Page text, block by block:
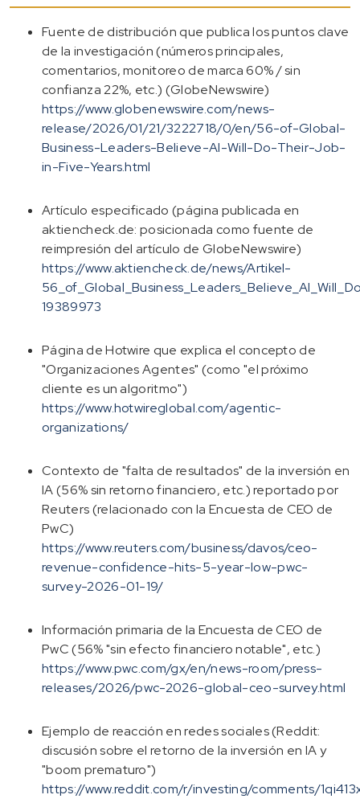
Fuente de distribución que publica los puntos clave
de la investigación (números principales,
comentarios, monitoreo de marca 60% / sin
confianza 22%, etc.) (GlobeNewswire)
https://www.globenewswire.com/news-
release/2026/01/21/3222718/0/en/56-of-Global-
Business-Leaders-Believe-AI-Will-Do-Their-Job-
in-Five-Years.html
Artículo especificado (página publicada en
aktiencheck.de: posicionada como fuente de
reimpresión del artículo de GlobeNewswire)
https://www.aktiencheck.de/news/Artikel-
19389973
Página de Hotwire que explica el concepto de
"Organizaciones Agentes" (como "el próximo
cliente es un algoritmo")
https://www.hotwireglobal.com/agentic-
organizations/
Contexto de "falta de resultados" de la inversión en
IA (56% sin retorno financiero, etc.) reportado por
Reuters (relacionado con la Encuesta de CEO de
PwC)
https://www.reuters.com/business/davos/ceo-
revenue-confidence-hits-5-year-low-pwc-
survey-2026-01-19/
Información primaria de la Encuesta de CEO de
PwC (56% "sin efecto financiero notable", etc.)
https://www.pwc.com/gx/en/news-room/press-
releases/2026/pwc-2026-global-ceo-survey.html
Ejemplo de reacción en redes sociales (Reddit:
discusión sobre el retorno de la inversión en IA y
"boom prematuro")
https://www.reddit.com/r/investing/comments/